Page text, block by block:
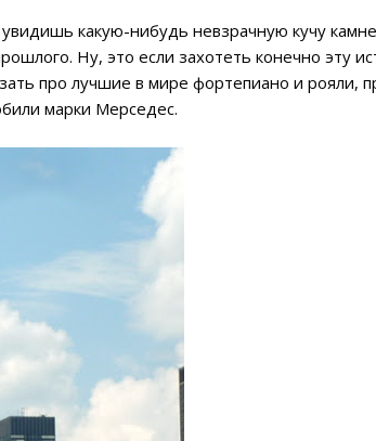
какую-нибудь невзрачную кучу
Ну, это если захотеть конечно эту
про лучшие в мире фортепиано и рояли,
марки Мерседес.